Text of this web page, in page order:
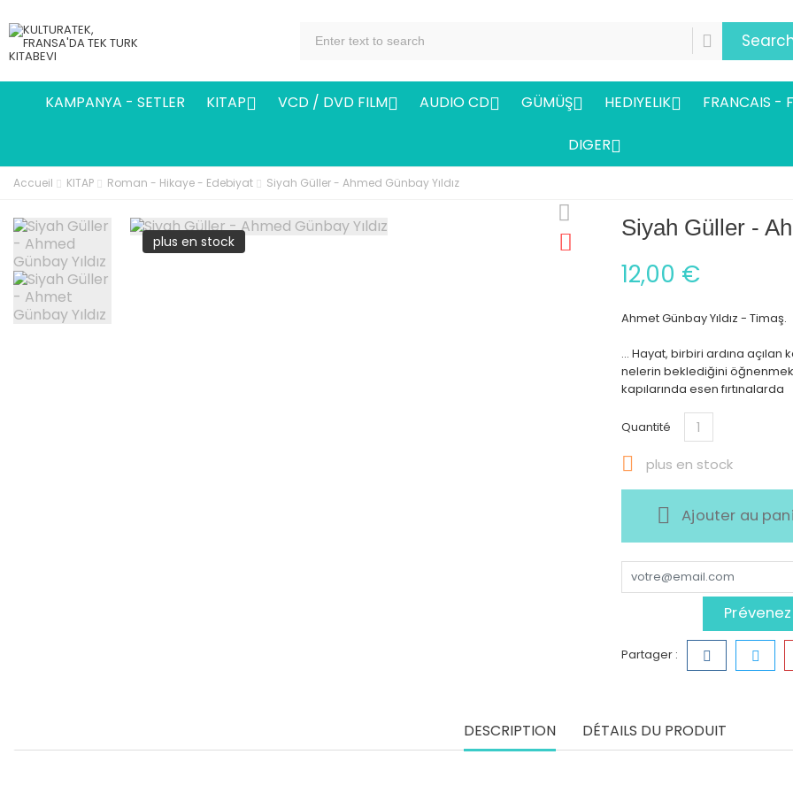
KAMPANYA - SETLER KITAP VCD / DVD FILM AUDIO CD GÜMÜŞ HEDIYELIK FRANCAIS -
DIGER
Accueil KITAP Roman - Hikaye - Edebiyat Siyah Güller - Ahmed Günbay Yıldız
plus en stock
Siyah Güller -
12,00 €
Ahmet Günbay Yıldız - Timaş.
... Hayat, birbiri ardına açılan
nelerin beklediğini
kapılarında esen fırtınalarda
Quantité
 plus en stock
Ajouter au
Partager :
DESCRIPTION DÉTAILS DU PRODUIT